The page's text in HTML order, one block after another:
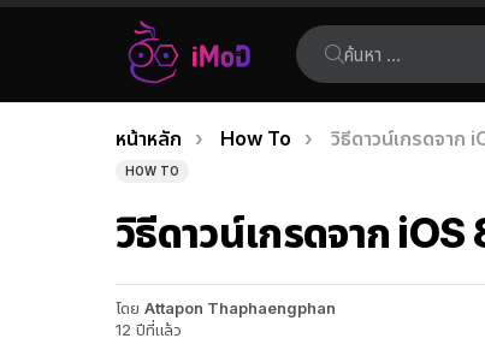
ค้นหา:
เรื่อง
ล่าสุด
คุณอยู่ที่นี่:
หน้าหลัก How To วิธีดาวน์เกรดจาก
HOW TO
วิธีดาวน์เกรดจาก iOS
โดย Attapon Thaphaengphan
12 ปีที่แล้ว